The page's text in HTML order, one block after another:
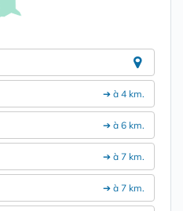
➔ à 4 km.
➔ à 6 km.
➔ à 7 km.
➔ à 7 km.